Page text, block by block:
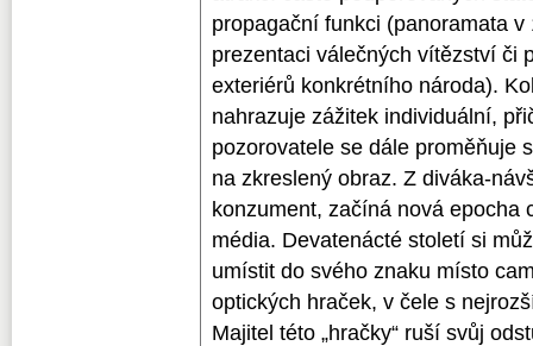
propagační funkci (panoramata
prezentaci válečných vítězství či
exteriérů konkrétního národa).
nahrazuje zážitek individuální,
pozorovatele se dále proměňuje
na zkreslený obraz. Z diváka-
konzument, začíná nová epocha
média. Devatenácté století si
umístit do svého znaku místo
optických hraček, v čele s
Majitel této „hračky“ ruší svůj